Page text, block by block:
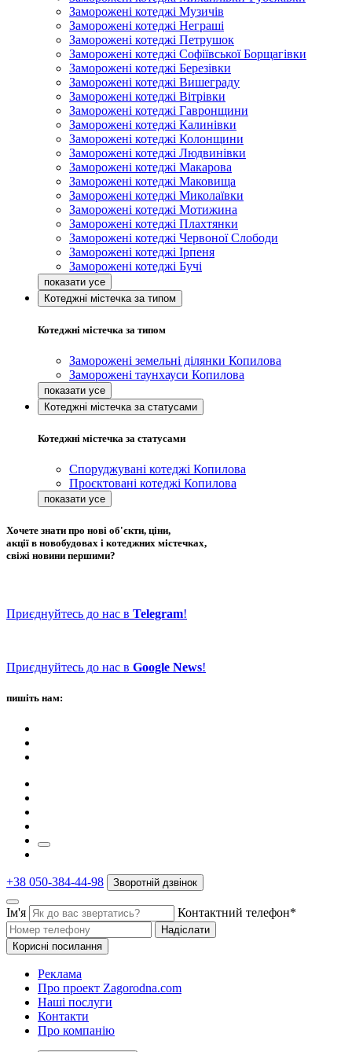
Заморожені котеджі Музичів
Заморожені котеджі Неграші
Заморожені котеджі Петрушок
Заморожені котеджі Софіївської Борщагівки
Заморожені котеджі Березівки
Заморожені котеджі Вишеграду
Заморожені котеджі Вітрівки
Заморожені котеджі Гавронщини
Заморожені котеджі Калинівки
Заморожені котеджі Колонщини
Заморожені котеджі Людвинівки
Заморожені котеджі Макарова
Заморожені котеджі Маковища
Заморожені котеджі Миколаївки
Заморожені котеджі Мотижина
Заморожені котеджі Плахтянки
Заморожені котеджі Червоної Слободи
Заморожені котеджі Ірпеня
Заморожені котеджі Бучі
Котеджні містечка за типом
Котеджні містечка за типом
Заморожені земельні ділянки Копилова
Заморожені таунхауси Копилова
Котеджні містечка за статусами
Котеджні містечка за статусами
Споруджувані котеджі Копилова
Проєктовані котеджі Копилова
Хочете знати про нові об'єкти, ціни,
акції в новобудовах і котеджних містечках,
свіжі новини першими?
Приєднуйтесь до нас в Telegram!
Приєднуйтесь до нас в Google News!
пишіть нам:
+38 050-384-44-98 Зворотній дзвінок
Ім'я Контактний телефон*
Надіслати
Корисні посилання
Реклама
Про проект Zagorodna.com
Наші послуги
Контакти
Про компанію